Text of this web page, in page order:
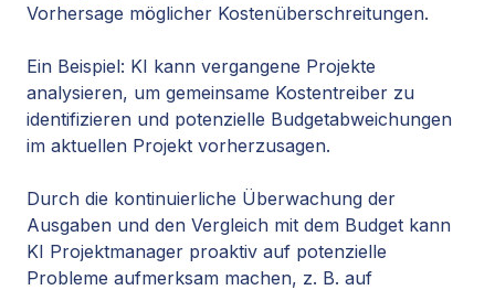
Vorhersage möglicher Kostenüberschreitungen.
Ein Beispiel: KI kann vergangene Projekte
analysieren, um gemeinsame Kostentreiber zu
identifizieren und potenzielle Budgetabweichungen
im aktuellen Projekt vorherzusagen.
Durch die kontinuierliche Überwachung der
Ausgaben und den Vergleich mit dem Budget kann
KI Projektmanager proaktiv auf potenzielle
Probleme aufmerksam machen, z. B. auf